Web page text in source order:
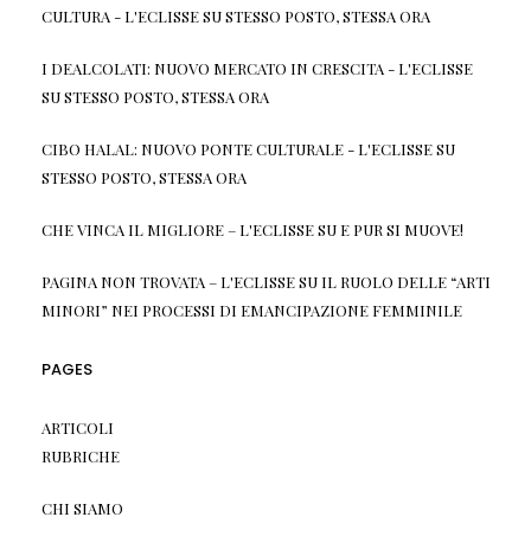
CULTURA - L'ECLISSESUSTESSO POSTO, STESSA ORA
I DEALCOLATI: NUOVO MERCATO IN CRESCITA - L'ECLISSE
SUSTESSO POSTO, STESSA ORA
CIBO HALAL: NUOVO PONTE CULTURALE - L'ECLISSESU
STESSO POSTO, STESSA ORA
CHE VINCA IL MIGLIORE – L'ECLISSESU E PUR SI MUOVE!
PAGINA NON TROVATA – L'ECLISSESU IL RUOLO DELLE “ARTI
MINORI” NEI PROCESSI DI EMANCIPAZIONE FEMMINILE
PAGES
ARTICOLI
RUBRICHE
CHI SIAMO